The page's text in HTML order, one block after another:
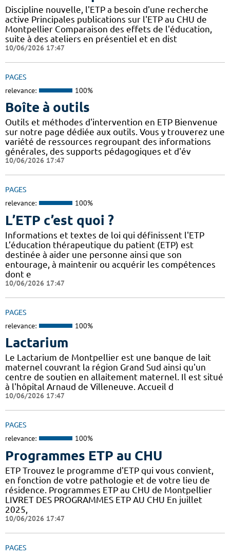
Discipline nouvelle, l'ETP a besoin d'une recherche
active Principales publications sur l'ETP au CHU de
Montpellier Comparaison des effets de l'éducation,
suite à des ateliers en présentiel et en dist
10/06/2026 17:47
PAGES
relevance: 100%
Boîte à outils
Outils et méthodes d'intervention en ETP Bienvenue
sur notre page dédiée aux outils. Vous y trouverez une
variété de ressources regroupant des informations
générales, des supports pédagogiques et d'év
10/06/2026 17:47
PAGES
relevance: 100%
L’ETP c’est quoi ?
Informations et textes de loi qui définissent l'ETP
L’éducation thérapeutique du patient (ETP) est
destinée à aider une personne ainsi que son
entourage, à maintenir ou acquérir les compétences
dont e
10/06/2026 17:47
PAGES
relevance: 100%
Lactarium
Le Lactarium de Montpellier est une banque de lait
maternel couvrant la région Grand Sud ainsi qu'un
centre de soutien en allaitement maternel. Il est situé
à l'hôpital Arnaud de Villeneuve. Accueil d
10/06/2026 17:47
PAGES
relevance: 100%
Programmes ETP au CHU
ETP Trouvez le programme d'ETP qui vous convient,
en fonction de votre pathologie et de votre lieu de
résidence. Programmes ETP au CHU de Montpellier
LIVRET DES PROGRAMMES ETP AU CHU En juillet
2025,
10/06/2026 17:47
PAGES